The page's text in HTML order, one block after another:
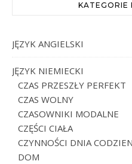
KATEGORIE
JĘZYK ANGIELSKI
JĘZYK NIEMIECKI
CZAS PRZESZŁY PERFEKT
CZAS WOLNY
CZASOWNIKI MODALNE
CZĘŚCI CIAŁA
CZYNNOŚCI DNIA
DOM